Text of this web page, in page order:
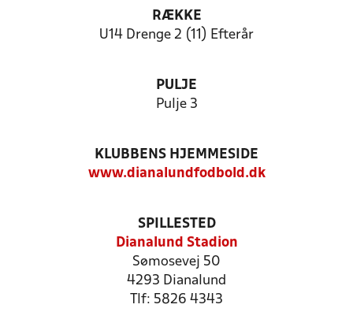
RÆKKE
U14 Drenge 2 (11) Efterår
PULJE
Pulje 3
KLUBBENS HJEMMESIDE
www.dianalundfodbold.dk
SPILLESTED
Dianalund Stadion
Sømosevej 50
4293 Dianalund
Tlf: 5826 4343